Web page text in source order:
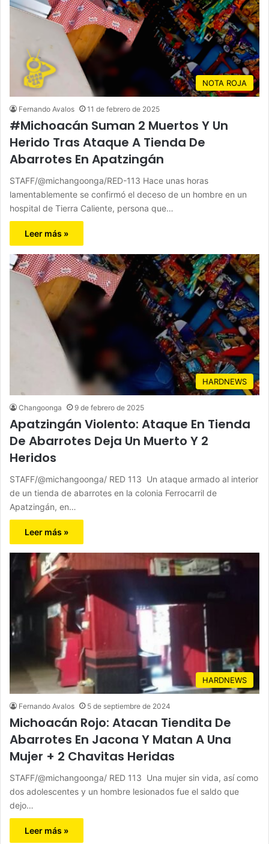
NOTA ROJA
Fernando Avalos 11 de febrero de 2025
#Michoacán Suman 2 Muertos Y Un
Herido Tras Ataque A Tienda De
Abarrotes En Apatzingán
STAFF/@michangoonga/RED-113 Hace unas horas
lamentablemente se confirmó el deceso de un hombre en un
hospital de Tierra Caliente, persona que…
Leer más »
HARDNEWS
Changoonga 9 de febrero de 2025
Apatzingán Violento: Ataque En Tienda
De Abarrotes Deja Un Muerto Y 2
Heridos
STAFF/@michangoonga/ RED 113 Un ataque armado al interior
de un tienda de abarrotes en la colonia Ferrocarril de
Apatzingán, en…
Leer más »
HARDNEWS
Fernando Avalos 5 de septiembre de 2024
Michoacán Rojo: Atacan Tiendita De
Abarrotes En Jacona Y Matan A Una
Mujer + 2 Chavitas Heridas
STAFF/@michangoonga/ RED 113 Una mujer sin vida, así como
dos adolescentes y un hombre lesionados fue el saldo que
dejo…
Leer más »